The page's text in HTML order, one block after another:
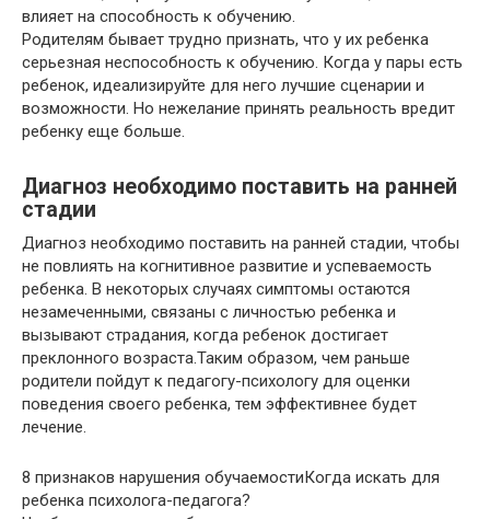
влияет на способность к обучению.
Родителям бывает трудно признать, что у их ребенка
серьезная неспособность к обучению. Когда у пары есть
ребенок, идеализируйте для него лучшие сценарии и
возможности. Но нежелание принять реальность вредит
ребенку еще больше.
Диагноз необходимо поставить на ранней
стадии
Диагноз необходимо поставить на ранней стадии, чтобы
не повлиять на когнитивное развитие и успеваемость
ребенка. В некоторых случаях симптомы остаются
незамеченными, связаны с личностью ребенка и
вызывают страдания, когда ребенок достигает
преклонного возраста.Таким образом, чем раньше
родители пойдут к педагогу-психологу для оценки
поведения своего ребенка, тем эффективнее будет
лечение.
8 признаков нарушения обучаемостиКогда искать для
ребенка психолога-педагога?